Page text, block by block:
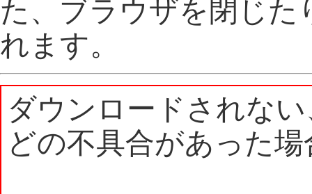
た、ブラウザを閉じた
れます。
ダウンロードされな
どの不具合があった